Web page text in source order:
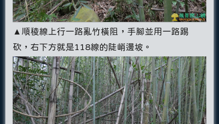
▲順稜線上行一路亂竹橫阻，手腳並用一路踢
砍，右下方就是118線的陡峭邊坡。